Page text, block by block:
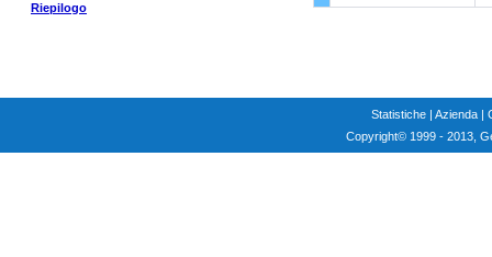
Riepilogo
Statistiche | Azienda |
Copyright© 1999 - 2013,